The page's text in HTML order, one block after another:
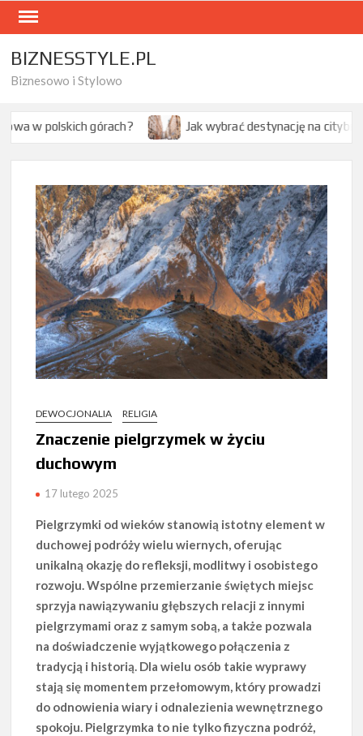
Skip
content
BIZNESSTYLE.PL
Biznesowo i Stylowo
Jak wybrać destynację na citybreak w Europie?
DEWOCJONALIA RELIGIA
Znaczenie pielgrzymek w życiu
duchowym
17 lutego 2025
Pielgrzymki od wieków stanowią istotny element w
duchowej podróży wielu wiernych, oferując
unikalną okazję do refleksji, modlitwy i osobistego
rozwoju. Wspólne przemierzanie świętych miejsc
sprzyja nawiązywaniu głębszych relacji z innymi
pielgrzymami oraz z samym sobą, a także pozwala
na doświadczenie wyjątkowego połączenia z
tradycją i historią. Dla wielu osób takie wyprawy
stają się momentem przełomowym, który prowadzi
do odnowienia wiary i odnalezienia wewnętrznego
spokoju. Pielgrzymka to nie tylko fizyczna podróż,